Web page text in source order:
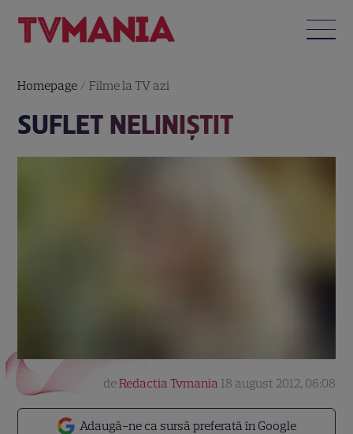
Homepage /Filme la TV azi
SUFLET NELINIŞTIT
Adaugă-ne ca sursă preferată în Google
deRedactia Tvmania 18 august 2012, 06:08